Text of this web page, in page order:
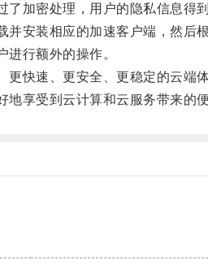
加密处理，用户的隐私信息得到
装相应的加速客户端，然后根
行额外的操作。
快速、更安全、更稳定的云端体
享受到云计算和云服务带来的便